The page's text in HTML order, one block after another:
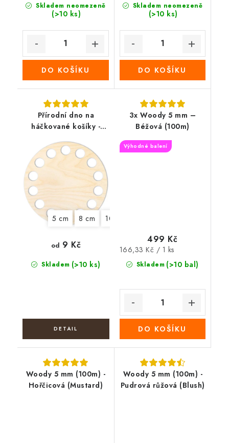
Skladem neomezeně
(>10 ks)
DO KOŠÍKU
Skladem neomezeně
(>10 ks)
DO KOŠÍKU
Přírodní dno na
háčkované košíky -
5 cm 8 cm 10 cm
Skladem (>10 ks)
od 9 Kč
3x Woody 5 mm –
Béžová (100m)
Výhodné balení
Skladem (>10 bal)
499 Kč
Měrná
cena:
166,33 Kč / 1 ks
DO KOŠÍKU
Woody 5 mm (100m) -
Hořčicová (Mustard)
Woody 5 mm (100m) -
Pudrová růžová (Blush)